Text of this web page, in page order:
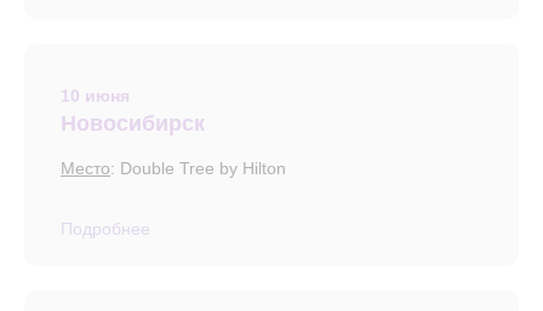
10 июня
Новосибирск
Место: Double Tree by Hilton
Подробнее